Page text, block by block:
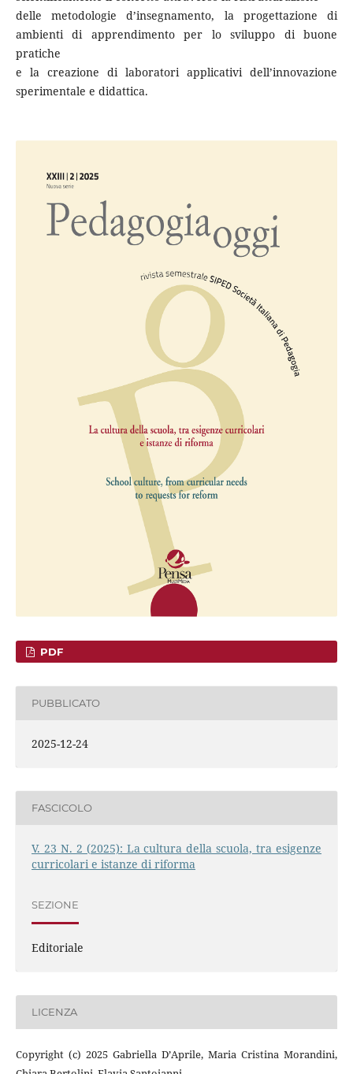
delle metodologie d’insegnamento, la progettazione di
ambienti di apprendimento per lo sviluppo di buone
pratiche
e la creazione di laboratori applicativi dell’innovazione
sperimentale e didattica.
PDF
PUBBLICATO
2025-12-24
FASCICOLO
V. 23 N. 2 (2025): La cultura della scuola, tra esigenze
curricolari e istanze di riforma
SEZIONE
Editoriale
LICENZA
Copyright (c) 2025 Gabriella D’Aprile, Maria Cristina Morandini,